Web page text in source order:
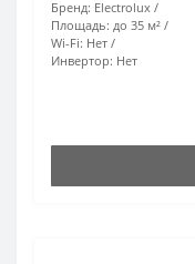
Бренд: Electrolux
Площадь: до 35 м²
Wi-Fi: Нет
Инвертор: Нет